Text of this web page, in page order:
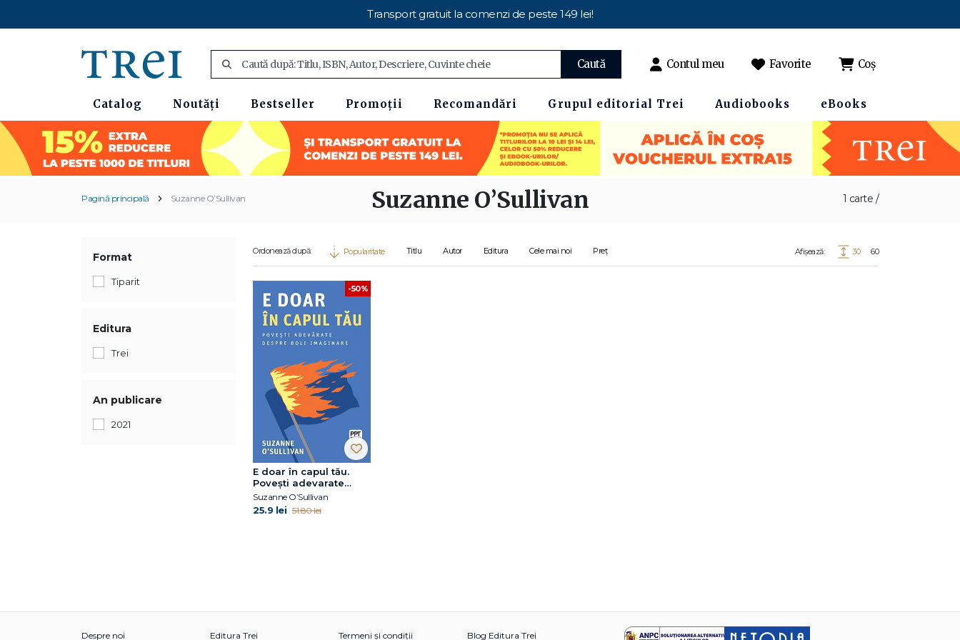
Transport gratuit la comenzi de peste 149 lei!
Caută Contul meu Favorite Coș
Catalog Noutăți Bestseller Promoții Recomandări Grupul editorial Trei Audiobooks eBooks
Pagină principală Suzanne O’Sullivan 1 carte /
Suzanne O’Sullivan
Format
Tiparit
Editura
Trei
An publicare
2021
Ordonează după: Popularitate Titlu Autor Editura Cele mai noi Preț Afișează: 30 60
-50%
E doar în capul tău.
Povești adevarate
despre boli imaginare
Suzanne O’Sullivan
25.9 lei 51.80 lei
Despre noi Editura Trei Termeni și condiții Blog Editura Trei